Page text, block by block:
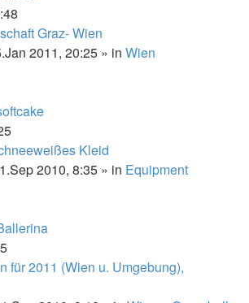
Graz- Wien
2011, 20:25 » in Wien
Kleid
2010, 8:35 » in Equipment
für 2011 (Wien u. Umgebung),